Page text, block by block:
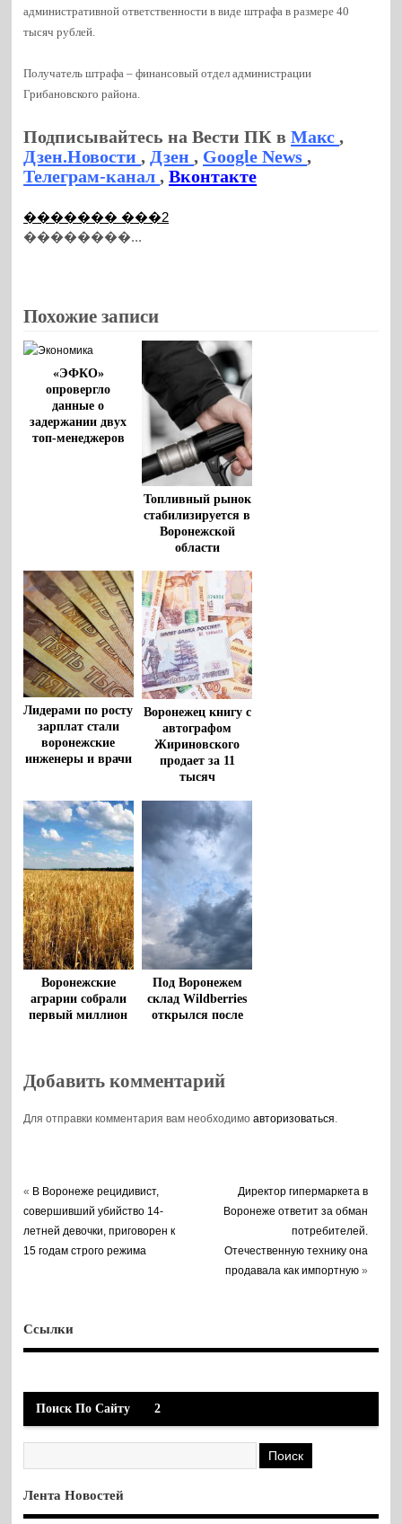
административной ответственности в виде штрафа в размере 40
тысяч рублей.
Получатель штрафа – финансовый отдел администрации
Грибановского района.
Подписывайтесь на Вести ПК вМакс,
Дзен.Новости, Дзен, Google News,
Телеграм-канал,Вконтакте
������� ���2
��������...
Похожие записи
«ЭФКО»
опровергло
данные о
задержании двух
топ-менеджеров
Топливный рынок
стабилизируется в
Воронежской
области
Лидерами по росту
зарплат стали
воронежские
инженеры и врачи
Воронежец книгу с
автографом
Жириновского
продает за 11
тысяч
Воронежские
аграрии собрали
первый миллион
Под Воронежем
склад Wildberries
открылся после
Добавить комментарий
Для отправки комментария вам необходимоавторизоваться
« В Воронеже рецидивист,
совершивший убийство 14-
летней девочки, приговорен к
15 годам строго режима
Директор гипермаркета в
Воронеже ответит за обман
потребителей.
Отечественную технику она
продавала как импортную »
Ссылки
Поиск По Сайту 2
Лента Новостей